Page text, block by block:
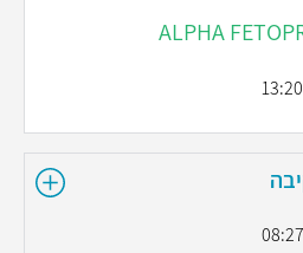
ALPHA